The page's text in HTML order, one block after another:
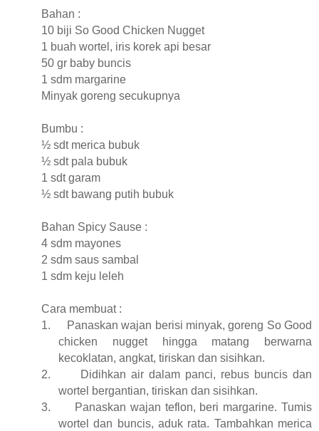
Bahan :
10 biji So Good Chicken Nugget
1 buah wortel, iris korek api besar
50 gr baby buncis
1 sdm margarine
Minyak goreng secukupnya
Bumbu :
½ sdt merica bubuk
½ sdt pala bubuk
1 sdt garam
½ sdt bawang putih bubuk
Bahan Spicy Sause :
4 sdm mayones
2 sdm saus sambal
1 sdm keju leleh
Cara membuat :
1.
Panaskan wajan berisi minyak, goreng So Good
chicken nugget hingga matang berwarna
kecoklatan, angkat, tiriskan dan sisihkan.
2.
Didihkan air dalam panci, rebus buncis dan
wortel bergantian, tiriskan dan sisihkan.
3.
Panaskan wajan teflon, beri margarine. Tumis
wortel dan buncis, aduk rata. Tambahkan merica